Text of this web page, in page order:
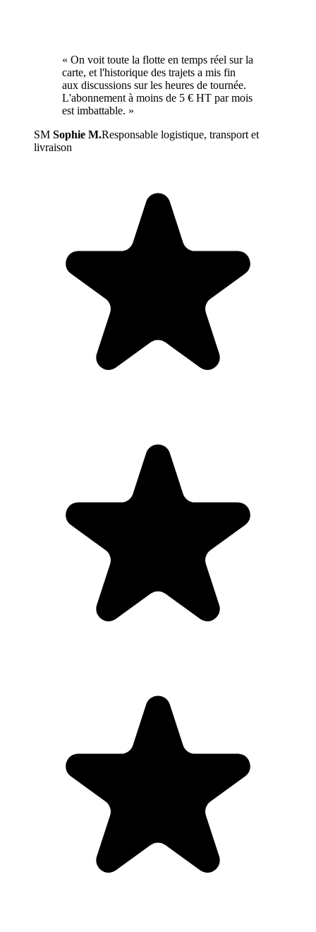
« On voit toute la flotte en temps réel sur la
carte, et l'historique des trajets a mis fin
aux discussions sur les heures de tournée.
L'abonnement à moins de 5 € HT par mois
est imbattable. »
SM Sophie M.Responsable logistique, transport et
livraison